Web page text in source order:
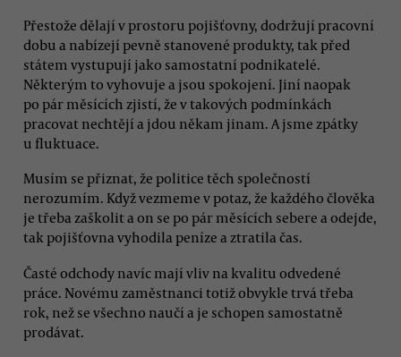
Přestože dělají v prostoru pojišťovny, dodržují pracovní
dobu a nabízejí pevně stanovené produkty, tak před
státem vystupují jako samostatní podnikatelé.
Některým to vyhovuje a jsou spokojení. Jiní naopak
po pár měsících zjistí, že v takových podmínkách
pracovat nechtějí a jdou někam jinam. A jsme zpátky
u fluktuace.
Musím se přiznat, že politice těch společností
nerozumím. Když vezmeme v potaz, že každého člověka
je třeba zaškolit a on se po pár měsících sebere a odejde,
tak pojišťovna vyhodila peníze a ztratila čas.
Časté odchody navíc mají vliv na kvalitu odvedené
práce. Novému zaměstnanci totiž obvykle trvá třeba
rok, než se všechno naučí a je schopen samostatně
prodávat.